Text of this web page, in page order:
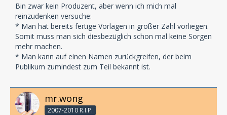
Bin zwar kein Produzent, aber wenn ich mich mal
reinzudenken versuche:
* Man hat bereits fertige Vorlagen in großer Zahl vorliegen.
Somit muss man sich diesbezüglich schon mal keine Sorgen
mehr machen.
* Man kann auf einen Namen zurückgreifen, der beim
Publikum zumindest zum Teil bekannt ist.
mr.wong
2007-2010 R.I.P.